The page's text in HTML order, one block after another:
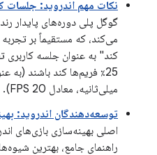
نکات مهم اندروید: جلسات
گوگل پلی دوره‌های پایدار
می‌کند، که مستقیماً بر
کند" به عنوان جلسه
میلی‌ثانیه، معادل 20 FPS).
توسعه‌دهندگان اندروید:
اصلی بهینه‌سازی بازی‌های
راهنمای جامع، بهترین